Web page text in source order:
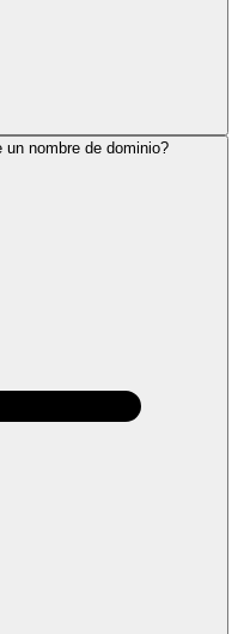
nombre de dominio?